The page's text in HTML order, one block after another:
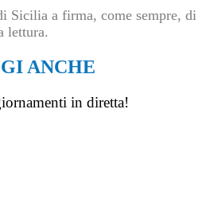
Sicilia a firma, come sempre, di
lettura.
ANCHE
in diretta!